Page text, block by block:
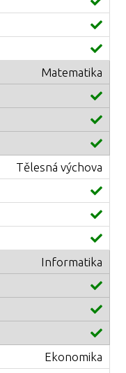
Matematika
Tělesná výchova
Informatika
Ekonomika